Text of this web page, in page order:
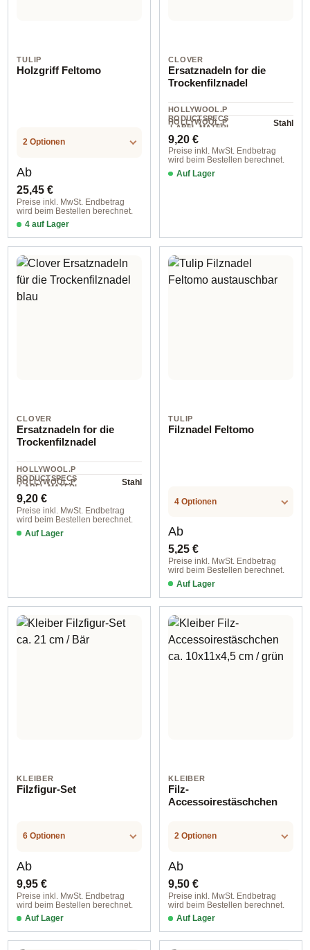
TULIP
Holzgriff Feltomo
2 Optionen
Regulärer Preis:
Ab
25,45 €
Preise inkl. MwSt. Endbetrag
wird beim Bestellen berechnet.
4 auf Lager
für 3 Nadeln
CLOVER
Ersatznadeln for die
Trockenfilznadel
HOLLYWOOL.P
RODUCTSPECS
.LABEL.MATERI
AL
Stahl
HOLLYWOOL.P
.LABEL.UNIT
Regulärer Preis:
9,20 €
Preise inkl. MwSt. Endbetrag
wird beim Bestellen berechnet.
Auf Lager
CLOVER
Ersatznadeln for die
Trockenfilznadel
HOLLYWOOL.P
RODUCTSPECS
.LABEL.MATERI
AL
Stahl
HOLLYWOOL.P
.LABEL.UNIT
Regulärer Preis:
9,20 €
Preise inkl. MwSt. Endbetrag
wird beim Bestellen berechnet.
Auf Lager
TULIP
Filznadel Feltomo
4 Optionen
Regulärer Preis:
Ab
5,25 €
Preise inkl. MwSt. Endbetrag
wird beim Bestellen berechnet.
Auf Lager
KLEIBER
Filzfigur-Set
6 Optionen
Regulärer Preis:
Ab
9,95 €
Preise inkl. MwSt. Endbetrag
wird beim Bestellen berechnet.
Auf Lager
KLEIBER
Filz-
Accessoirestäschchen
2 Optionen
Regulärer Preis:
Ab
9,50 €
Preise inkl. MwSt. Endbetrag
wird beim Bestellen berechnet.
Auf Lager